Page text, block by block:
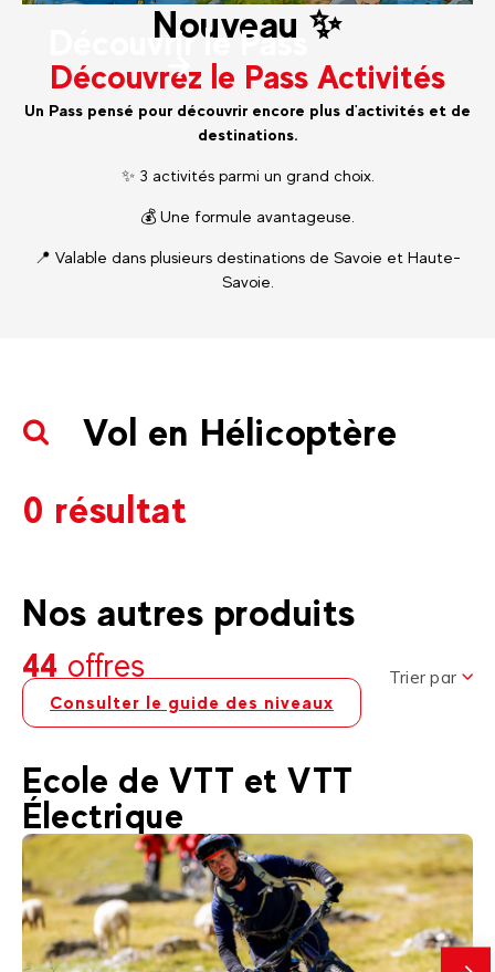
Nouveau ✨
Découvrez le Pass Activités
Un Pass pensé pour découvrir encore plus d'activités et de
destinations.
✨ 3 activités parmi un grand choix.
💰 Une formule avantageuse.
📍 Valable dans plusieurs destinations de Savoie et Haute-
Savoie.
Découvrir le Pass
Vol en Hélicoptère
0 résultat
Nos autres produits
44 offres
Consulter le guide des niveaux
Trier par
Ecole de VTT et VTT
Électrique